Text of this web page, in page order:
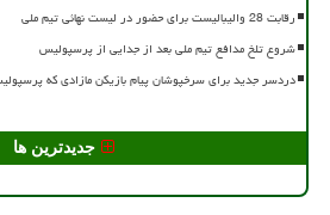
رقابت 28 والیبالیست برای حضور در لیست نهائی تیم ملی
شروع تلخ مدافع تیم ملی بعد از جدایی از پرسپولیس
دردسر جدید برای سرخپوشان پیام بازیکن مازادی که
جدیدترین ها